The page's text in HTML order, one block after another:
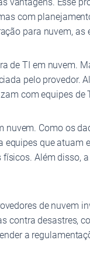
com
para nuvem,
de TI em nuvem.
pelo
com equipes
Como os
que
Além
de
contra desastres,
a